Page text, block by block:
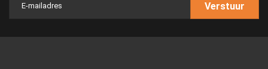
Verstuur